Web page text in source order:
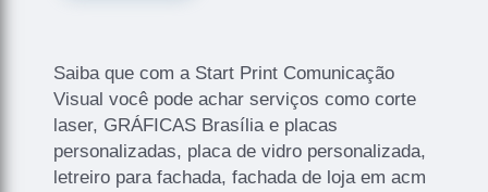
Saiba que com a Start Print Comunicação
Visual você pode achar serviços como corte
laser, GRÁFICAS Brasília e placas
personalizadas, placa de vidro personalizada,
letreiro para fachada, fachada de loja em acm